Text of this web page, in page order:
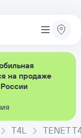
на продаже
T4L TENET